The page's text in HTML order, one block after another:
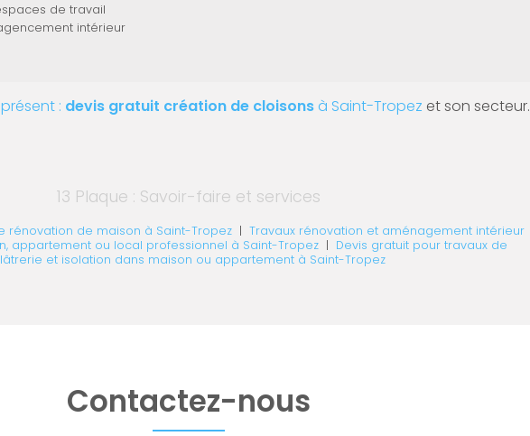
de travail
intérieur
: devis gratuit création de cloisons à Saint-Tropez et son secteur.
13 Plaque : Savoir-faire et services
rénovation de maison à Saint-Tropez| Travaux rénovation et aménagement intérieur
appartement ou local professionnel à Saint-Tropez| Devis gratuit pour travaux de
et isolation dans maison ou appartement à Saint-Tropez
Contactez-nous